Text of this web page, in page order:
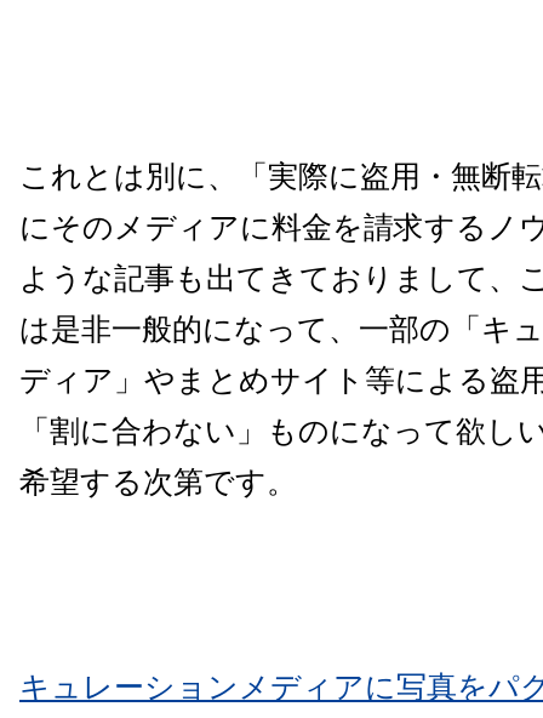
これとは別に、「実際に盗用・無断
にそのメディアに料金を請求するノ
ような記事も出てきておりまして、
は是非一般的になって、一部の「キ
ディア」やまとめサイト等による盗
「割に合わない」ものになって欲し
希望する次第です。
キュレーションメディアに写真をパ